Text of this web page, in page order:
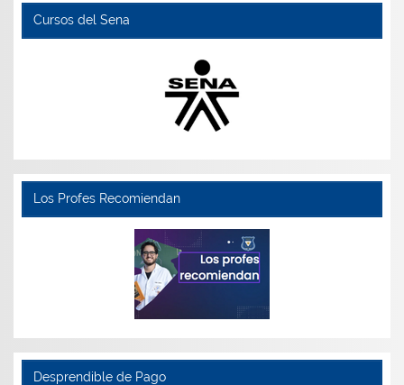
Cursos del Sena
Los Profes Recomiendan
Desprendible de Pago